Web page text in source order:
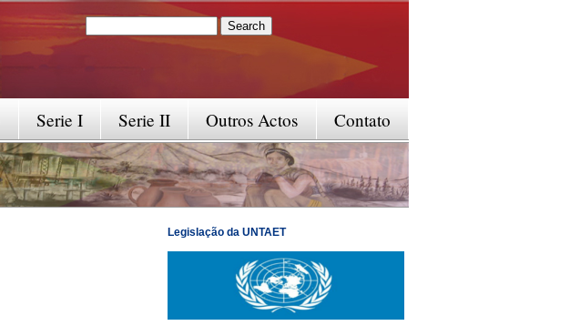
Search form
Contato
Outros Actos
Serie II
Serie I
Legislação da UNTAET